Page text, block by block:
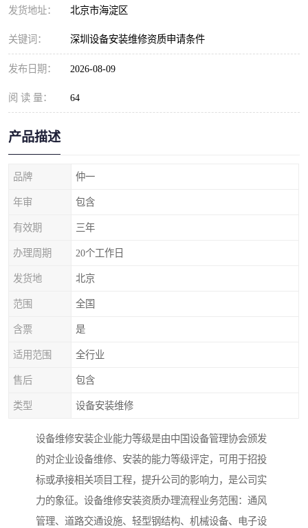
发货地址： 北京市海淀区
关键词： 深圳设备安装维修资质申请条件
发布日期： 2026-08-09
阅 读 量： 64
产品描述
品牌 仲一
年审 包含
有效期 三年
办理周期 20个工作日
发货地 北京
范围 全国
含票 是
适用范围 全行业
售后 包含
类型 设备安装维修
设备维修安装企业能力等级是由中国设备管理协会颁发
的对企业设备维修、安装的能力等级评定，可用于招投
标或承接相关项目工程，提升公司的影响力，是公司实
力的象征。设备维修安装资质办理流程业务范围：通风
管理、道路交通设施、轻型钢结构、机械设备、电子设